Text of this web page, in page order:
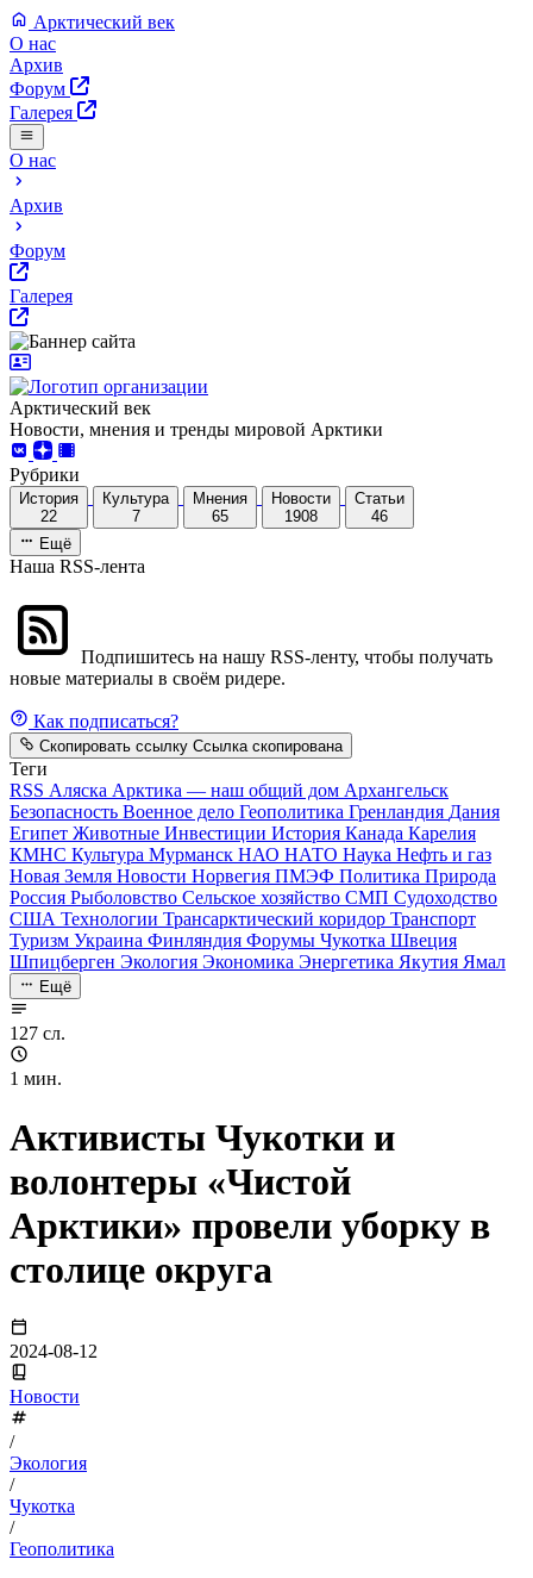
Арктический век
О нас
Архив
Форум
Галерея
О нас
Архив
Форум
Галерея
Арктический век
Новости, мнения и тренды мировой Арктики
Рубрики
История
22
Культура
7
Мнения
65
Новости
1908
Статьи
46
Ещё
Наша RSS-лента
Подпишитесь на нашу RSS-ленту, чтобы получать
новые материалы в своём ридере.
Как подписаться?
Скопировать ссылку Ссылка скопирована
Теги
RSS Аляска Арктика — наш общий дом Архангельск
Безопасность Военное дело Геополитика Гренландия Дания
Египет Животные Инвестиции История Канада Карелия
КМНС Культура Мурманск НАО НАТО Наука Нефть и газ
Новая Земля Новости Норвегия ПМЭФ Политика Природа
Россия Рыболовство Сельское хозяйство СМП Судоходство
США Технологии Трансарктический коридор Транспорт
Туризм Украина Финляндия Форумы Чукотка Швеция
Шпицберген Экология Экономика Энергетика Якутия Ямал
Ещё
127 сл.
1 мин.
Активисты Чукотки и
волонтеры «Чистой
Арктики» провели уборку в
столице округа
2024-08-12
Новости
/
Экология
/
Чукотка
/
Геополитика